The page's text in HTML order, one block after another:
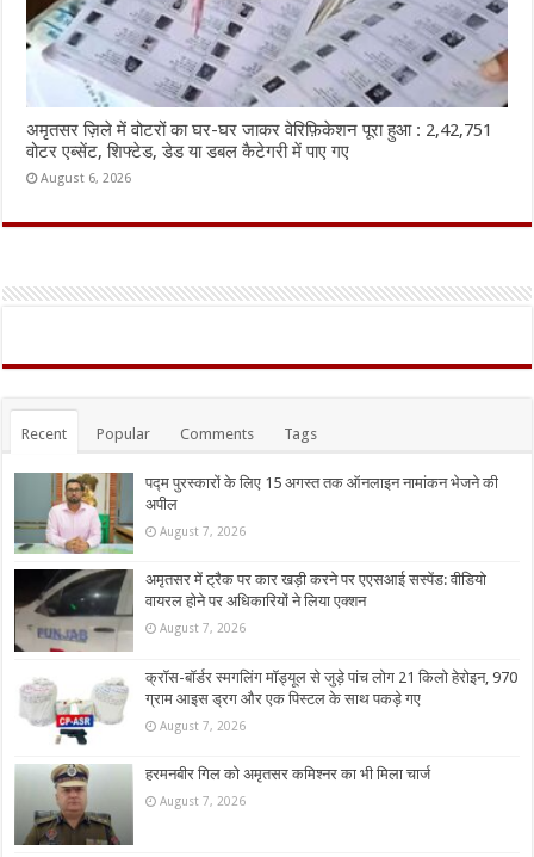
अमृतसर ज़िले में वोटरों का घर-घर जाकर वेरिफ़िकेशन पूरा हुआ : 2,42,751
वोटर एब्सेंट, शिफ्टेड, डेड या डबल कैटेगरी में पाए गए
August 6, 2026
Recent Popular Comments Tags
पद्म पुरस्कारों के लिए 15 अगस्त तक ऑनलाइन नामांकन भेजने की
अपील
August 7, 2026
अमृतसर में ट्रैक पर कार खड़ी करने पर एएसआई सस्पेंड: वीडियो
वायरल होने पर अधिकारियों ने लिया एक्शन
August 7, 2026
क्रॉस-बॉर्डर स्मगलिंग मॉड्यूल से जुड़े पांच लोग 21 किलो हेरोइन, 970
ग्राम आइस ड्रग और एक पिस्टल के साथ पकड़े गए
August 7, 2026
हरमनबीर गिल को अमृतसर कमिश्नर का भी मिला चार्ज
August 7, 2026